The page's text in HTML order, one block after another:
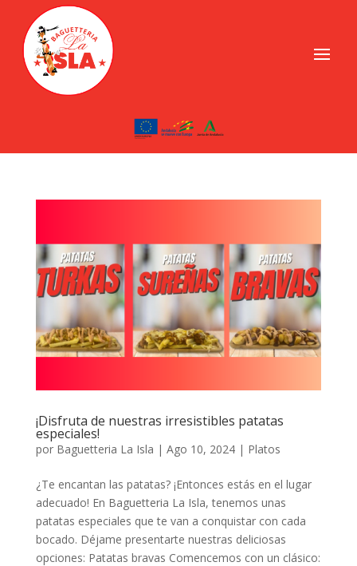
¡Disfruta de nuestras irresistibles patatas
especiales!
por Baguetteria La Isla | Ago 10, 2024| Platos
¿Te encantan las patatas? ¡Entonces estás en el lugar
adecuado! En Baguetteria La Isla, tenemos unas
patatas especiales que te van a conquistar con cada
bocado. Déjame presentarte nuestras deliciosas
opciones: Patatas bravas Comencemos con un clásico: